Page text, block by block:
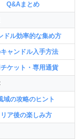
Q&Aまとめ
ドル効率的な集め方
ャンドル入手方法
ケット・専用通貨
域の攻略のヒント
ア後の楽しみ方